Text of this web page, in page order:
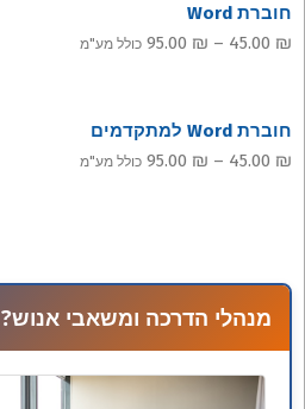
חוברת Word
45.00 ₪
–
95.00 ₪
טווח
עד
כולל מע"מ
חוברת Word למתקדמים
45.00 ₪
–
95.00 ₪
טווח
כולל מע"מ
מנהלי הדרכה ומשאבי אנוש?